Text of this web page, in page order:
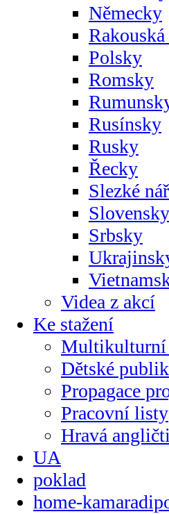
Německy
Polsky
Romsky
Rusínsky
Rusky
Řecky
Slezké
Slovensky
Srbsky
Videa z akcí
Ke stažení
Multikulturní
Dětské
Propagace
Pracovní listy
Hravá
UA
poklad
home-